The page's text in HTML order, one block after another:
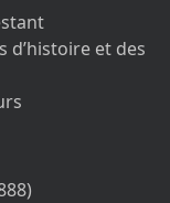
d’histoire et des